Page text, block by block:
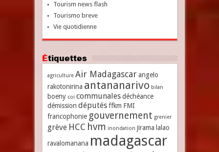
Tourism news flash
Tourismo breve
Vie quotidienne
Étiquettes
agriculture Air Madagascar angelo
rakotonirina antananarivo bilan
boeny coi communales déchéance
démission députés ffkm FMI
francophonie gouvernement grenier
grève HCC hvm inondation jirama lalao
ravalomanana madagascar